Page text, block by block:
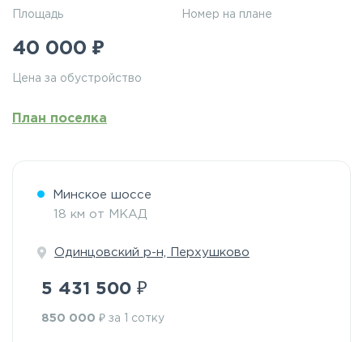
Площадь Номер на плане
40 000 ₽
Цена за обустройство
План поселка
Минское шоссе
18 км от МКАД
Одинцовский р-н, Перхушково
5 431 500 ₽
850 000 ₽ за 1 сотку